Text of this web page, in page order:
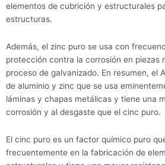
elementos de cubrición y estructurales
estructuras.
Además, el zinc puro se usa con
protección contra la corrosión en piezas
proceso de galvanizado. En resumen, el
de aluminio y zinc que se usa
láminas y chapas metálicas y tiene una
corrosión y al desgaste que el cinc puro.
El cinc puro es un factor químico puro
frecuentemente en la fabricación de